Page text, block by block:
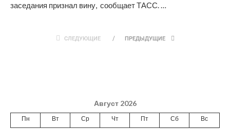
заседания признал вину, сообщает ТАСС. …
СЛЕДУЮЩИЕ ПРЕДЫДУЩИЕ
Август 2026
Пн Вт Ср Чт Пт Сб Вс